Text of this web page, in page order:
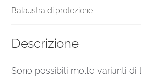
Balaustra di protezione
Descrizione
Sono possibili molte varianti di